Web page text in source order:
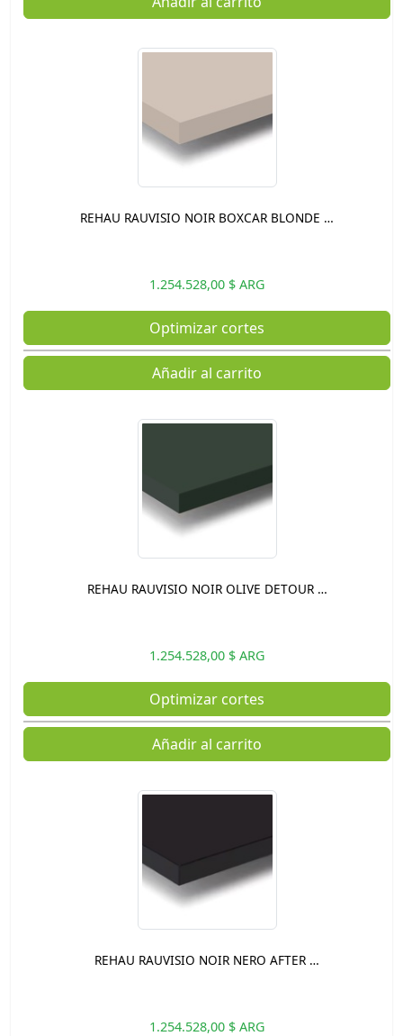
REHAU RAUVISIO NOIR BOXCAR BLONDE …
1.254.528,00 $ ARG
Optimizar cortes
Añadir al carrito
REHAU RAUVISIO NOIR OLIVE DETOUR …
1.254.528,00 $ ARG
Optimizar cortes
Añadir al carrito
REHAU RAUVISIO NOIR NERO AFTER …
1.254.528,00 $ ARG